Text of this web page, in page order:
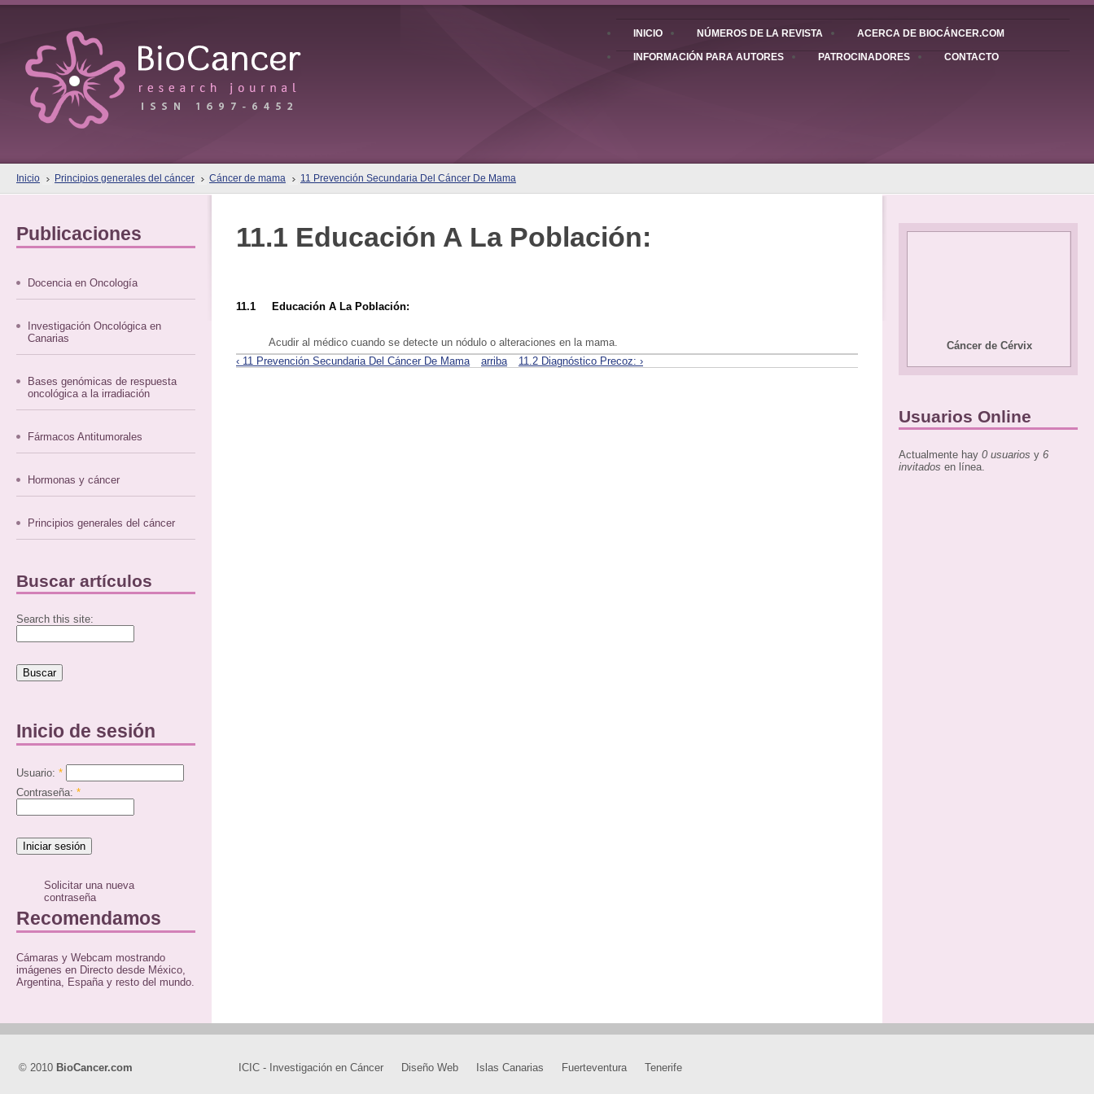
INICIO NÚMEROS DE LA REVISTA ACERCA DE BIOCÁNCER.COM
INFORMACIÓN PARA AUTORES PATROCINADORES CONTACTO
Inicio Principios generales del cáncer Cáncer de mama 11 Prevención Secundaria Del Cáncer De Mama
Publicaciones
Docencia en Oncología
Investigación Oncológica en
Canarias
Bases genómicas de respuesta
oncológica a la irradiación
Fármacos Antitumorales
Hormonas y cáncer
Principios generales del cáncer
Buscar artículos
Search this site:
Inicio de sesión
Usuario: *
Contraseña: *
Solicitar una nueva
contraseña
Recomendamos
Cámaras y Webcam mostrando
imágenes en Directo desde México,
Argentina, España y resto del mundo.
Cáncer de Cérvix
Usuarios Online
Actualmente hay 0 usuarios y 6
invitados en línea.
11.1 Educación A La Población:
11.1 Educación A La Población:
Acudir al médico cuando se detecte un nódulo o alteraciones en la mama.
‹ 11 Prevención Secundaria Del Cáncer De Mama
arriba 11.2 Diagnóstico Precoz: ›
© 2010 BioCancer.com ICIC - Investigación en Cáncer Diseño Web Islas Canarias Fuerteventura Tenerife